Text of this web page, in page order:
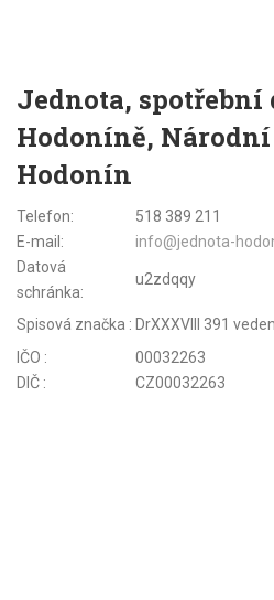
Jednota, spotřební
Hodoníně, Národní
Hodonín
Telefon:
518 389 211
E-mail:
info@jednota-
Datová
schránka:
u2zdqqy
Spisová značka : DrXXXVIII 391
IČO :
00032263
DIČ :
CZ00032263